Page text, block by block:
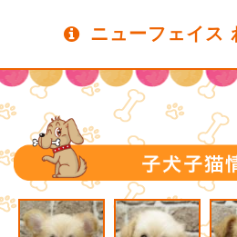
ニューフェイス